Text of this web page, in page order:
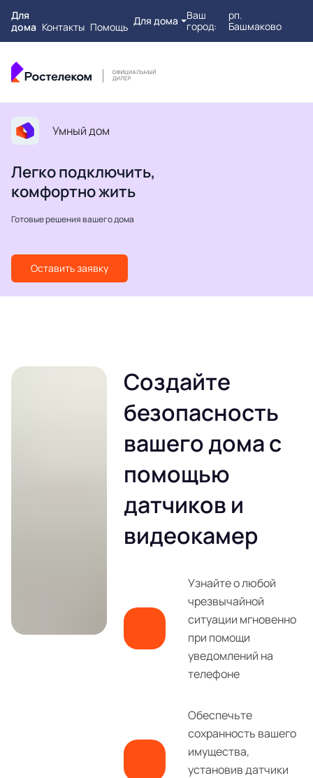
Для
дома Контакты Помощь Для дома
Ваш
город:
рп.
Башмаково
Умный дом
Легко подключить,
комфортно жить
Готовые решения вашего дома
Оставить заявку
Создайте
безопасность
вашего дома с
помощью
датчиков и
видеокамер
Узнайте о любой
чрезвычайной
ситуации мгновенно
при помощи
уведомлений на
телефоне
Обеспечьте
сохранность вашего
имущества,
установив датчики